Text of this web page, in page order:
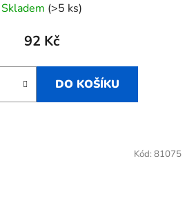
Skladem (>5 ks)
92 Kč
DO KOŠÍKU
Kód: 81075